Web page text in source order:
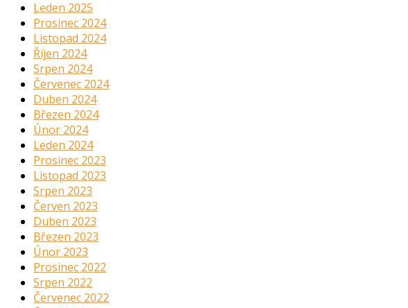
Leden 2025
Prosinec 2024
Listopad 2024
Říjen 2024
Srpen 2024
Červenec 2024
Duben 2024
Březen 2024
Únor 2024
Leden 2024
Prosinec 2023
Listopad 2023
Srpen 2023
Červen 2023
Duben 2023
Březen 2023
Únor 2023
Prosinec 2022
Srpen 2022
Červenec 2022